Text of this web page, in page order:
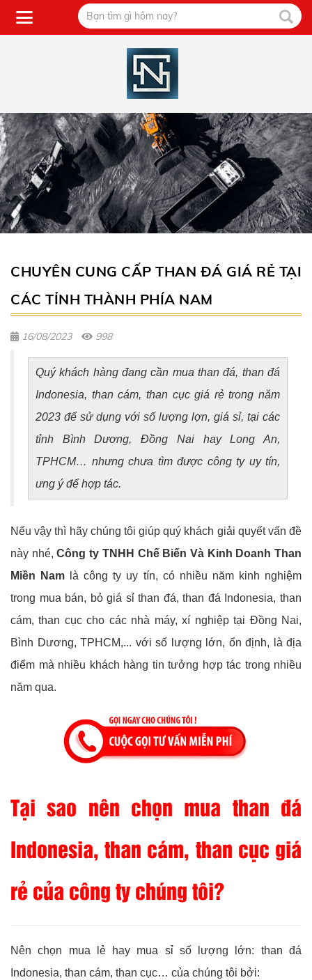
CHUYÊN CUNG CẤP THAN ĐÁ GIÁ RẺ TẠI
CÁC TỈNH THÀNH PHÍA NAM
16/08/2023 998
Quý khách hàng đang cần mua than đá, than đá
Indonesia, than cám, than cục giá rẻ trong năm
2023 để sử dụng với số lượng lợn, giá sỉ, tại các
tỉnh Bình Dương, Đồng Nai hay Long An,
TPHCM… nhưng chưa tìm được công ty uy tín,
ưng ý để hợp tác.
Nếu vậy thì hãy chúng tôi giúp quý khách giải quyết vấn đề
này nhé,Công ty TNHH Chế Biến Và Kinh Doanh Than
Miền Nam là công ty uy tín, có nhiều năm kinh nghiệm
trong mua bán, bỏ giá sỉ than đá, than đá Indonesia, than
cám, than cục cho các nhà máy, xí nghiệp tại Đồng Nai,
Bình Dương, TPHCM,... với số lượng lớn, ổn định, là địa
điểm mà nhiều khách hàng tin tưởng hợp tác trong nhiều
năm qua.
Tại sao nên chọn mua than đá
Indonesia, than cám, than cục giá
rẻ của công ty chúng tôi?
Nên chọn mua lẻ hay mua sỉ số lượng lớn: than đá
Indonesia, than cám, than cục… của chúng tôi bởi: